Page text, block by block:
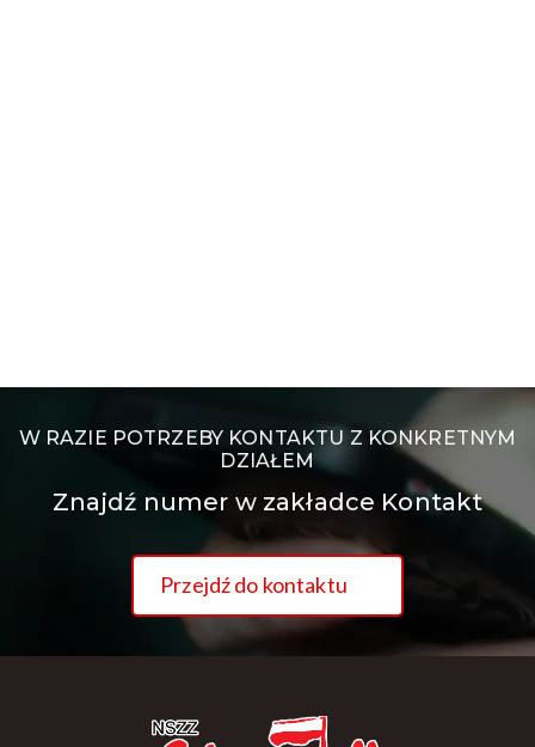
W RAZIE POTRZEBY KONTAKTU Z KONKRETNYM
DZIAŁEM
Znajdź numer w zakładce Kontakt
Przejdź do kontaktu